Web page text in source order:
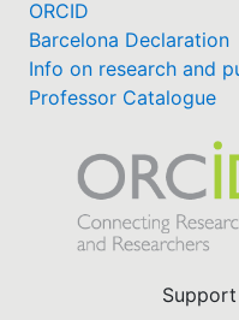
ORCID
Barcelona Declaration
Info on research and
Professor Catalogue